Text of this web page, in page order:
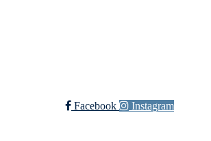
Facebook Instagram